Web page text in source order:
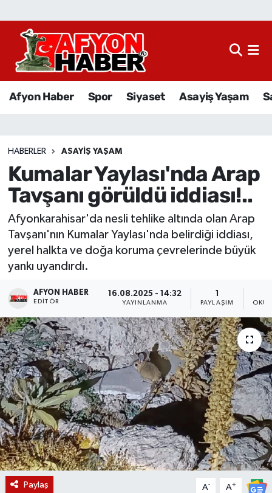
Afyon Haber Spor Siyaset Asayiş Yaşam
HABERLER ASAYIŞ YAŞAM
Kumalar Yaylası'nda Arap
Tavşanı görüldü iddiası!..
Afyonkarahisar'da nesli tehlike altında olan Arap
Tavşanı'nın Kumalar Yaylası'nda belirdiği iddiası,
yerel halkta ve doğa koruma çevrelerinde büyük
yankı uyandırdı.
AFYON HABER
EDITÖR
16.08.2025 - 14:32
YAYINLANMA PAYLAŞIM
Paylaş A- A+
Afyon Haber
Sağlık
Eğitim
Sivil Toplum
Ekonomi
Magazin
Etkinlikler